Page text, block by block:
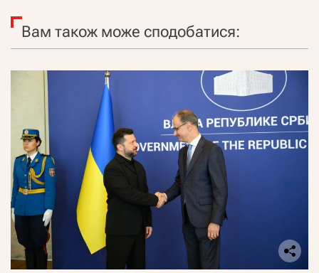
Вам також може сподобатися: